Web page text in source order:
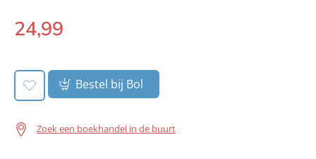
Paperback:
24,99
Bestel bij Bol
Zoek een boekhandel in de buurt